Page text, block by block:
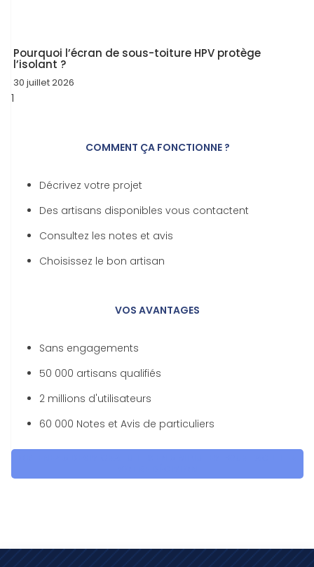
Pourquoi l’écran de sous-toiture HPV protège
l’isolant ?
30 juillet 2026
COMMENT ÇA FONCTIONNE ?
Décrivez votre projet
Des artisans disponibles vous contactent
Consultez les notes et avis
Choisissez le bon artisan
VOS AVANTAGES
Sans engagements
50 000 artisans qualifiés
2 millions d'utilisateurs
60 000 Notes et Avis de particuliers